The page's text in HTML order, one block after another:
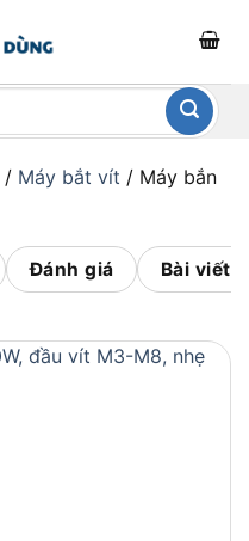
/ Máy bắt vít / Máy bắn
Đánh giá Bài viết